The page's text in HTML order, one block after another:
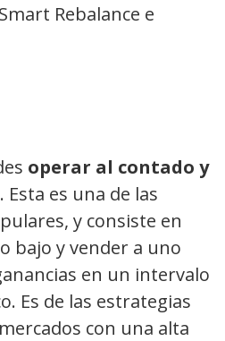
Rebalance e
operar al contado y
. Esta es una de las
y consiste en
bajo y vender a uno
en un intervalo
Es de las estrategias
con una alta